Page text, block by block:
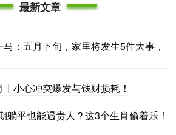
最新文章
：五月下旬，家里将发生5件大事，
小心冲突爆发与钱财损耗！
躺平也能遇贵人？这3个生肖偷着乐！